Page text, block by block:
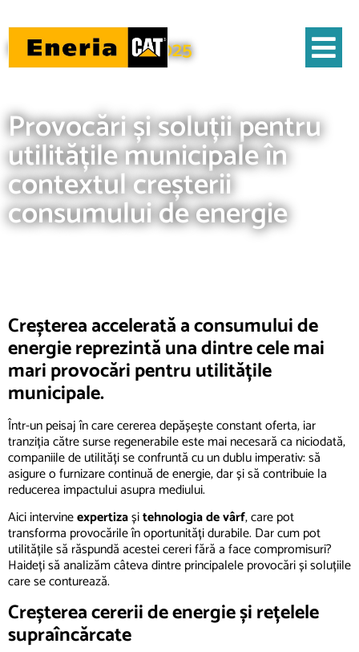
Noutăți - 03/02/2025
Acasa
Noutăţi
Provocări și soluții pentru
utilitățile municipale în
contextul creșterii
consumului de energie
Creșterea accelerată a consumului de
energie reprezintă una dintre cele mai
mari provocări pentru utilitățile
municipale.
Într-un peisaj în care cererea depășește constant oferta, iar
tranziția către surse regenerabile este mai necesară ca niciodată,
companiile de utilități se confruntă cu un dublu imperativ: să
asigure o furnizare continuă de energie, dar și să contribuie la
reducerea impactului asupra mediului.
Aici intervineexpertizașitehnologia de vârf, care pot
transforma provocările în oportunități durabile. Dar cum pot
utilitățile să răspundă acestei cereri fără a face compromisuri?
Haideți să analizăm câteva dintre principalele provocări și soluțiile
care se conturează.
Creșterea cererii de energie și rețelele
supraîncărcate